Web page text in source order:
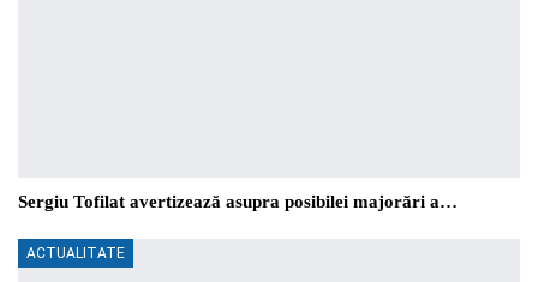
Sergiu Tofilat avertizează asupra posibilei majorări a…
ACTUALITATE